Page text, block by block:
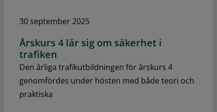
30 september 2025
Årskurs 4 lär sig om säkerhet i
trafiken
Den årliga trafikutbildningen för årskurs 4
genomfördes under hösten med både teori och
praktiska